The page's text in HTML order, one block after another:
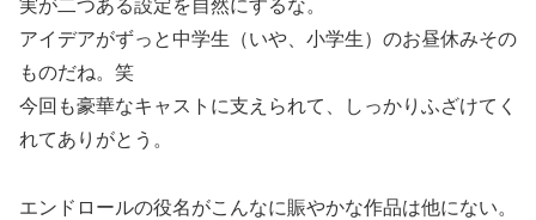
実が二つある設定を自然にするな。
アイデアがずっと中学生（いや、小学生）のお昼休みその
ものだね。笑
今回も豪華なキャストに支えられて、しっかりふざけてく
れてありがとう。
エンドロールの役名がこんなに賑やかな作品は他にない。